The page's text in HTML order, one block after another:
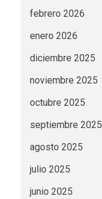
febrero 2026
enero 2026
diciembre 2025
noviembre 2025
octubre 2025
septiembre 2025
agosto 2025
julio 2025
junio 2025